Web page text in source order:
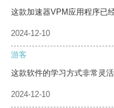
这款加速器VPM应用程序已
2024-12-10
游客
这款软件的学习方式非常灵
2024-12-10